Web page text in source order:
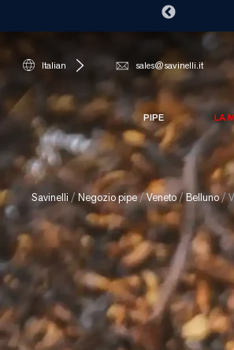
Italian sales@savinelli.it
PIPE LA
Savinelli / Negozio pipe/Veneto/Belluno/